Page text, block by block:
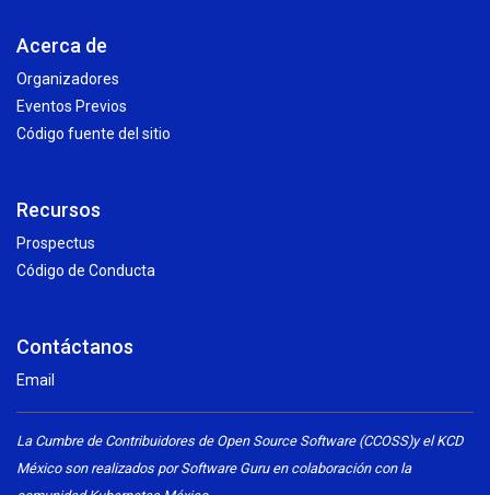
Acerca de
Organizadores
Eventos Previos
Código fuente del sitio
Recursos
Prospectus
Código de Conducta
Contáctanos
Email
La Cumbre de Contribuidores de Open Source Software (CCOSS)y el KCD
México son realizados por Software Guru en colaboración con la